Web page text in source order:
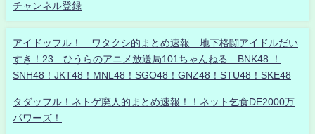
チャンネル登録
アイドッフル！ ワタクシ的まとめ速報 地下格闘アイドルだい
すき！23 ひうらのアニメ放送局101ちゃんねる BNK48 ！
SNH48！JKT48！MNL48！SGO48！GNZ48！STU48！SKE48
タダッフル！ネトゲ廃人的まとめ速報！！ネット乞食DE2000万
パワーズ！